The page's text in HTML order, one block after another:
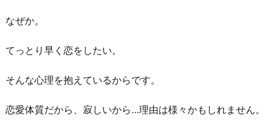
なぜか。
てっとり早く恋をしたい。
そんな心理を抱えているからです。
恋愛体質だから、寂しいから…理由は様々かもしれません。